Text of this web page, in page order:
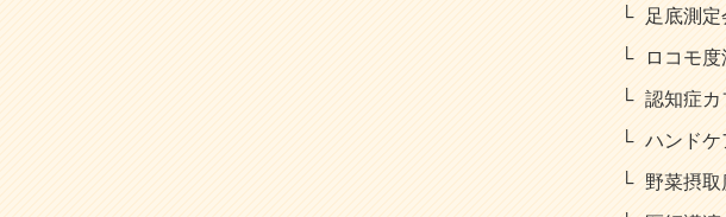
足底測定
ロコモ
認知症カ
ハンド
野菜摂